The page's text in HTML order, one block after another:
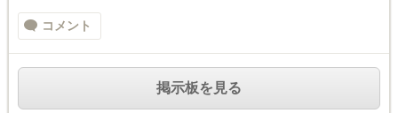
コメント
掲示板を見る